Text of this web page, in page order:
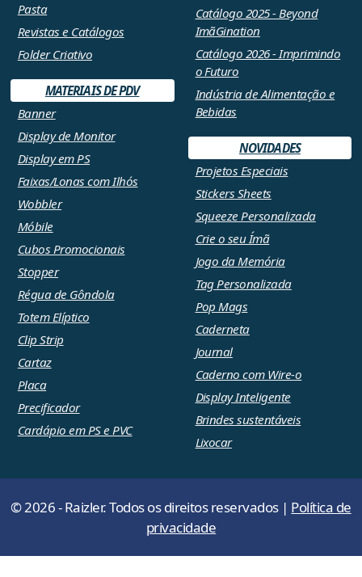
Pasta
Revistas e Catálogos
Folder Criativo
MATERIAIS DE PDV
Banner
Display de Monitor
Display em PS
Faixas/Lonas com Ilhós
Wobbler
Móbile
Cubos Promocionais
Stopper
Régua de Gôndola
Totem Elíptico
Clip Strip
Cartaz
Placa
Precificador
Cardápio em PS e PVC
Catálogo 2025 - Beyond
ImãGination
Catálogo 2026 - Imprimindo
o Futuro
Indústria de Alimentação e
Bebidas
NOVIDADES
Projetos Especiais
Stickers Sheets
Squeeze Personalizada
Crie o seu Ímã
Jogo da Memória
Tag Personalizada
Pop Mags
Caderneta
Journal
Caderno com Wire-o
Display Inteligente
Brindes sustentáveis
Lixocar
© 2026 - Raizler. Todos os direitos reservados | Política de
privacidade